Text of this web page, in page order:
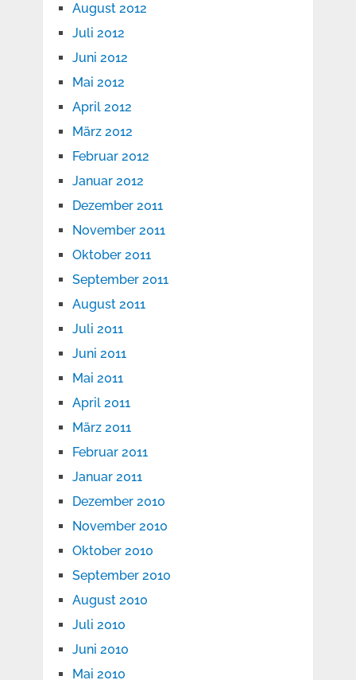
August 2012
Juli 2012
Juni 2012
Mai 2012
April 2012
März 2012
Februar 2012
Januar 2012
Dezember 2011
November 2011
Oktober 2011
September 2011
August 2011
Juli 2011
Juni 2011
Mai 2011
April 2011
März 2011
Februar 2011
Januar 2011
Dezember 2010
November 2010
Oktober 2010
September 2010
August 2010
Juli 2010
Juni 2010
Mai 2010